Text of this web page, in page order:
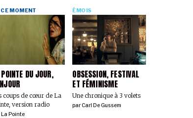
DU JOUR,
coups de cœur de La
version radio
CE MOMENT
La Pointe
OBSESSION, FESTIVAL
ET FÉMINISME
Une chronique à 3 volets
ÉMOIS
parCarl De Gussem